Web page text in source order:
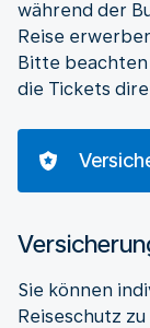
während der
Reise
Bitte beachten
die Tickets
Sie können
Reiseschutz